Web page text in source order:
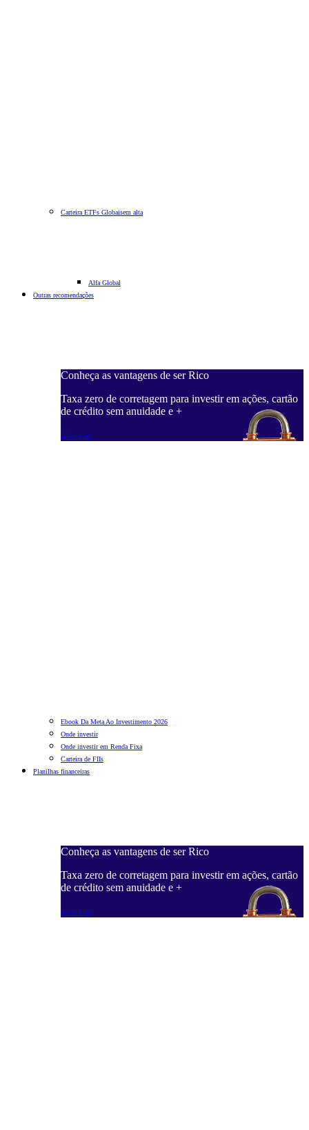
Carteira ETFs Globaisem alta
Alfa Global
Outras recomendações
Conheça as vantagens de ser Rico
Taxa zero de corretagem para investir em ações, cartão
de crédito sem anuidade e +
Saiba mais
Ebook Da Meta Ao Investimento 2026
Onde investir
Onde investir em Renda Fixa
Carteira de FIIs
Planilhas financeiras
Conheça as vantagens de ser Rico
Taxa zero de corretagem para investir em ações, cartão
de crédito sem anuidade e +
Saiba mais